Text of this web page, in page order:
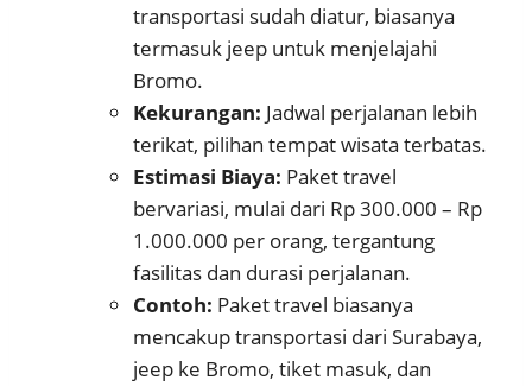
transportasi sudah diatur, biasanya
termasuk jeep untuk menjelajahi
Bromo.
Kekurangan: Jadwal perjalanan lebih
terikat, pilihan tempat wisata terbatas.
Estimasi Biaya: Paket travel
bervariasi, mulai dari Rp 300.000 – Rp
1.000.000 per orang, tergantung
fasilitas dan durasi perjalanan.
Contoh: Paket travel biasanya
mencakup transportasi dari Surabaya,
jeep ke Bromo, tiket masuk, dan